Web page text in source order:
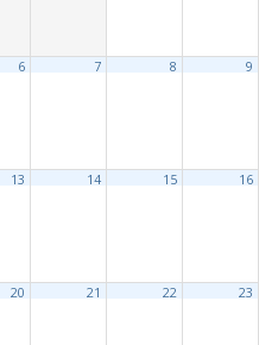
6 7 8 9
13 14 15 16
20 21 22 23